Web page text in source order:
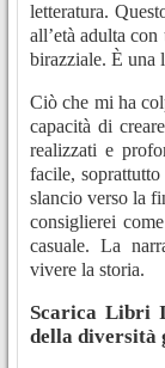
letteratura.
all’età adulta
birazziale. È una
Ciò che mi ha
capacità di
realizzati e
facile,
slancio verso la
consiglierei
casuale. La
vivere la storia.
Scarica Libri
della diversità